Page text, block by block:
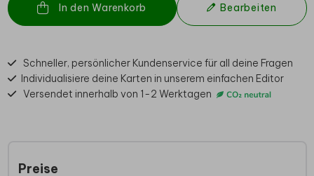
In den Warenkorb Bearbeiten
Schneller, persönlicher Kundenservice für all deine Fragen
Individualisiere deine Karten in unserem einfachen Editor
Versendet innerhalb von 1-2 Werktagen
Preise